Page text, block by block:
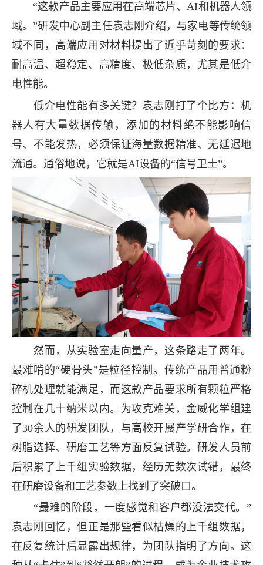
“这款产品主要应用在高端芯片、AI和机器人领
域。”研发中心副主任袁志刚介绍，与家电等传统领
域不同，高端应用对材料提出了近乎苛刻的要求：
耐高温、超稳定、高精度、极低杂质，尤其是低介
电性能。
低介电性能有多关键？袁志刚打了个比方：机
器人有大量数据传输，添加的材料绝不能影响信
号、不能发热，必须保证海量数据精准、无延迟地
流通。通俗地说，它就是AI设备的“信号卫士”。
然而，从实验室走向量产，这条路走了两年。
最难啃的“硬骨头”是粒径控制。传统产品用普通粉
碎机处理就能满足，而这款产品要求所有颗粒严格
控制在几十纳米以内。为攻克难关，金威化学组建
了30余人的研发团队，与高校开展产学研合作，在
树脂选择、研磨工艺等方面反复试验。研发人员前
后积累了上千组实验数据，经历无数次试错，最终
在研磨设备和工艺参数上找到了突破口。
“最难的阶段，一度感觉和客户都没法交代。”
袁志刚回忆，但正是那些看似枯燥的上千组数据，
在反复统计后显露出规律，为团队指明了方向。这